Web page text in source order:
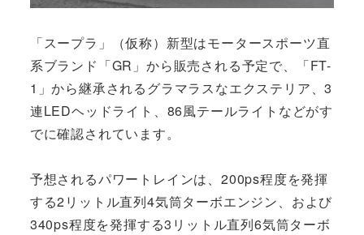
「スープラ」（仮称）新型はモータースポーツ直
系ブランド「GR」から販売される予定で、「FT-
1」から継承されるグラマラスなエクステリア、3
連LEDヘッドライト、86風テールライトなどがす
でに確認されています。
予想されるパワートレインは、200ps程度を発揮
する2リットル直列4気筒ターボエンジン、および
340ps程度を発揮する3リットル直列6気筒ターボ